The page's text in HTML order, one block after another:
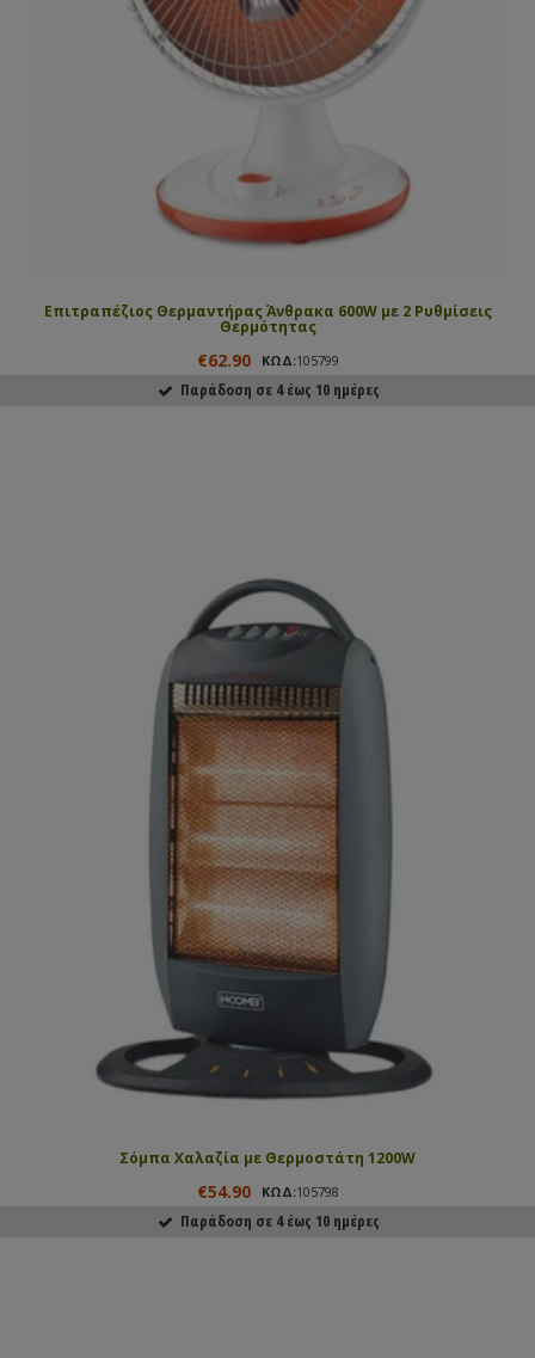
Επιτραπέζιος Θερμαντήρας Άνθρακα 600W με 2 Ρυθμίσεις
Θερμότητας
€62.90 ΚΩΔ:105799
Παράδοση σε 4 έως 10 ημέρες
Σόμπα Χαλαζία με Θερμοστάτη 1200W
€54.90 ΚΩΔ:105798
Παράδοση σε 4 έως 10 ημέρες